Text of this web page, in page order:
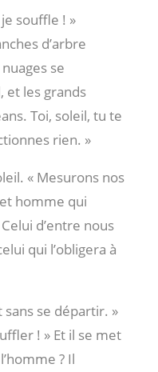
souffle ! »
d’arbre
se
et les grands
Toi, soleil, tu te
rien. »
« Mesurons nos
homme qui
d’entre nous
qui l’obligera à
sans se départir. »
! » Et il se met
? Il